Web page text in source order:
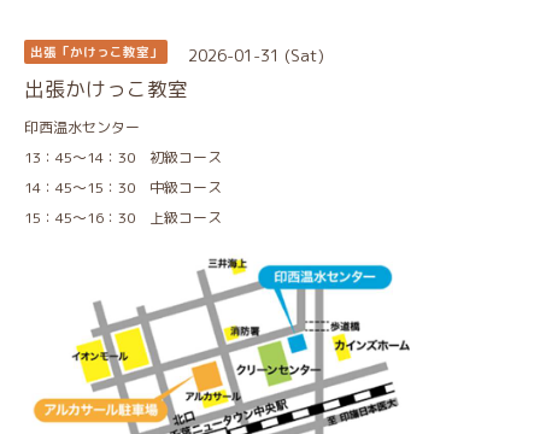
出張「かけっこ教室」 2026-01-31 (Sat)
出張かけっこ教室
印西温水センター
13：45～14：30 初級コース
14：45～15：30 中級コース
15：45～16：30 上級コース